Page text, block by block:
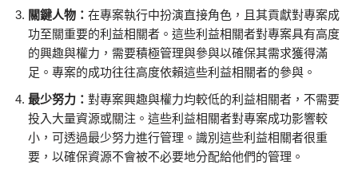
關鍵人物： 在專案執行中扮演直接角色，且其貢獻對專案成
功至關重要的利益相關者。這些利益相關者對專案具有高度
的興趣與權力，需要積極管理與參與以確保其需求獲得滿
足。專案的成功往往高度依賴這些利益相關者的參與。
最少努力： 對專案興趣與權力均較低的利益相關者，不需要
投入大量資源或關注。這些利益相關者對專案成功影響較
小，可透過最少努力進行管理。識別這些利益相關者很重
要，以確保資源不會被不必要地分配給他們的管理。